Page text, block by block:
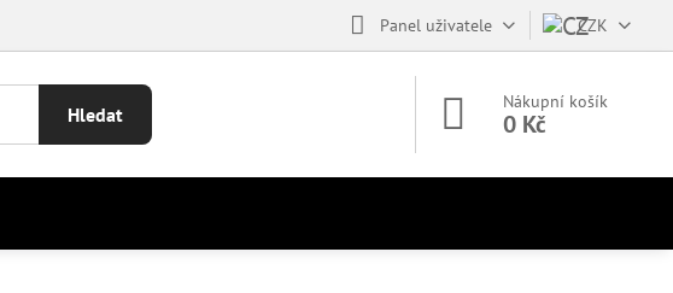
Panel uživatele CZK
Hledat
Nákupní košík
0 Kč